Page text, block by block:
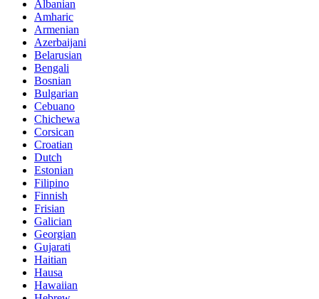
Albanian
Amharic
Armenian
Azerbaijani
Belarusian
Bengali
Bosnian
Bulgarian
Cebuano
Chichewa
Corsican
Croatian
Dutch
Estonian
Filipino
Finnish
Frisian
Galician
Georgian
Gujarati
Haitian
Hausa
Hawaiian